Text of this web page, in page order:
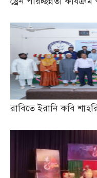
রাবিতে ইরানি কবি